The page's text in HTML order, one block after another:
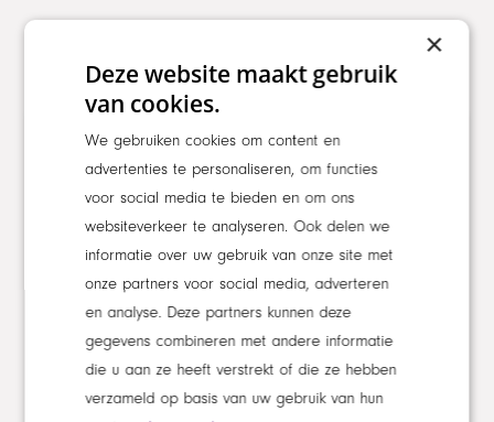
Gerelateerd
NIEUWS
Maaswaarden deelnemer Dutch
×
Deze website maakt gebruik
van cookies.
We gebruiken cookies om content en
advertenties te personaliseren, om functies
voor social media te bieden en om ons
websiteverkeer te analyseren. Ook delen we
informatie over uw gebruik van onze site met
onze partners voor social media, adverteren
en analyse. Deze partners kunnen deze
gegevens combineren met andere informatie
die u aan ze heeft verstrekt of die ze hebben
verzameld op basis van uw gebruik van hun